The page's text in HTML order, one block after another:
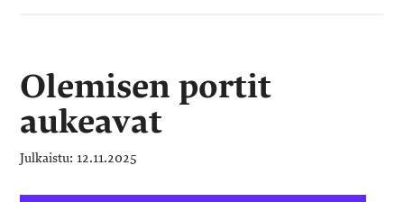
Olemisen portit
aukeavat
12.11.2025